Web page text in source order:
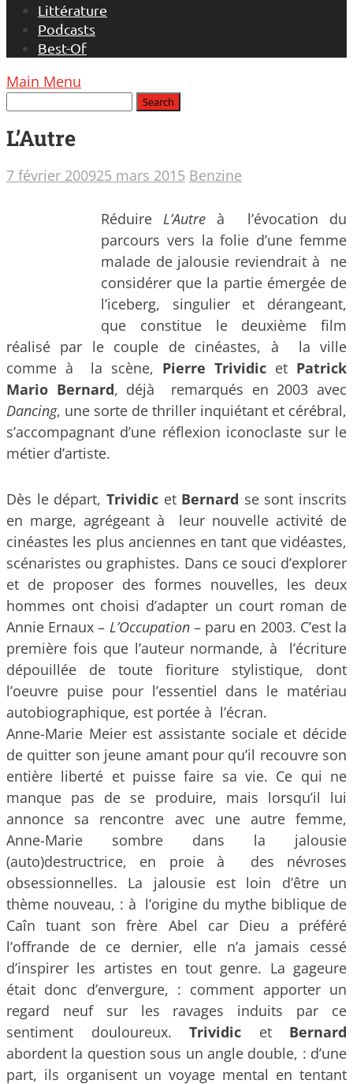
Littérature
Podcasts
Best-Of
Main Menu
L’Autre
7 février 200925 mars 2015 Benzine
RéduireL’Autre à l’évocation du
parcours vers la folie d’une femme
malade de jalousie reviendrait à ne
considérer que la partie émergée de
l’iceberg, singulier et dérangeant,
que constitue le deuxième film
réalisé par le couple de cinéastes, à la ville
comme à la scène, Pierre Trividic et Patrick
Mario Bernard, déjà remarqués en 2003 avec
Dancing, une sorte de thriller inquiétant et cérébral,
s’accompagnant d’une réflexion iconoclaste sur le
métier d’artiste.
Dès le départ, Trividicet Bernard se sont inscrits
en marge, agrégeant à leur nouvelle activité de
cinéastes les plus anciennes en tant que vidéastes,
scénaristes ou graphistes. Dans ce souci d’explorer
et de proposer des formes nouvelles, les deux
hommes ont choisi d’adapter un court roman de
Annie Ernaux – L’Occupation– paru en 2003. C’est la
première fois que l’auteur normande, à l’écriture
dépouillée de toute fioriture stylistique, dont
l’oeuvre puise pour l’essentiel dans le matériau
autobiographique, est portée à l’écran.
Anne-Marie Meier est assistante sociale et décide
de quitter son jeune amant pour qu’il recouvre son
entière liberté et puisse faire sa vie. Ce qui ne
manque pas de se produire, mais lorsqu’il lui
annonce sa rencontre avec une autre femme,
Anne-Marie sombre dans la jalousie
(auto)destructrice, en proie à des névroses
obsessionnelles. La jalousie est loin d’être un
thème nouveau, : à l’origine du mythe biblique de
Caîn tuant son frère Abel car Dieu a préféré
l’offrande de ce dernier, elle n’a jamais cessé
d’inspirer les artistes en tout genre. La gageure
était donc d’envergure, : comment apporter un
regard neuf sur les ravages induits par ce
sentiment douloureux. Trividic et Bernard
abordent la question sous un angle double, : d’une
part, ils organisent un voyage mental en tentant